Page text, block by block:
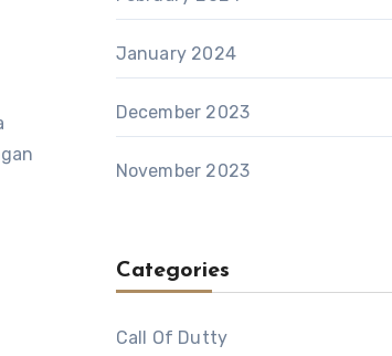
January 2024
December 2023
November 2023
Categories
Call Of Dutty